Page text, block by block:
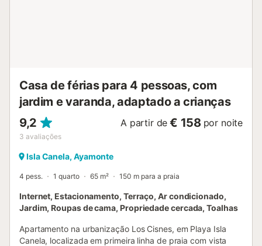
Casa de férias para 4 pessoas, com
jardim e varanda, adaptado a crianças
9,2
3 avaliações
A partir de € 158 por noite
Isla Canela, Ayamonte
4 pess. 1 quarto 65 m² 150 m para a praia
Internet, Estacionamento, Terraço, Ar condicionado,
Jardim, Roupas de cama, Propriedade cercada, Toalhas
Apartamento na urbanização Los Cisnes, em Playa Isla
Canela, localizada em primeira linha de praia com vista